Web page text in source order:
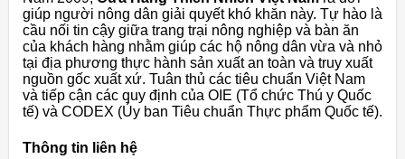
giúp người nông dân giải quyết khó khăn này. Tự hào là
cầu nối tin cậy giữa trang trại nông nghiệp và bàn ăn
của khách hàng nhằm giúp các hộ nông dân vừa và nhỏ
tại địa phương thực hành sản xuất an toàn và truy xuất
nguồn gốc xuất xứ. Tuân thủ các tiêu chuẩn Việt Nam
và tiếp cận các quy định của OIE (Tổ ​​chức Thú y Quốc
tế) và CODEX (Ủy ban Tiêu chuẩn Thực phẩm Quốc tế).
Thông tin liên hệ